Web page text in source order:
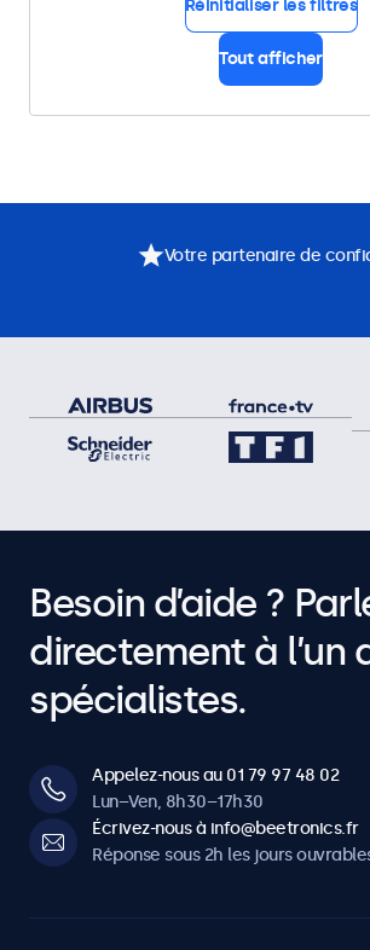
Réinitialiser les filtres
Tout afficher
Votre partenaire de
Besoin d’aide ?
directement à l’un
spécialistes.
Appelez-nous au 01 79 97 48 02
Lun–Ven, 8h30–17h30
Écrivez-nous à info@beetronics.fr
Réponse sous 2h les jours